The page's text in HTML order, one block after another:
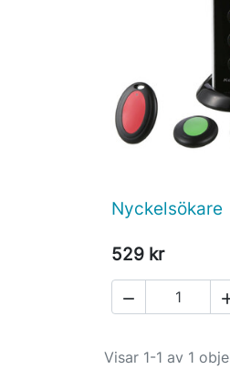

Nyckelsökare
529 kr

Visar 1-1 av 1